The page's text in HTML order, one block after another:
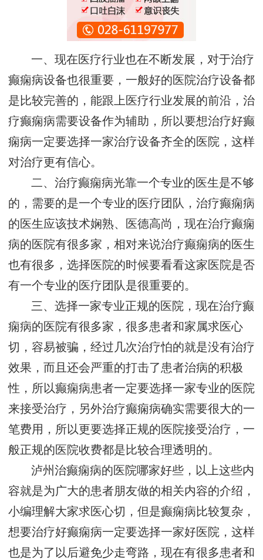
一、现在医疗行业也在不断发展，对于治疗
癫痫病设备也很重要，一般好的医院治疗设备都
是比较完善的，能跟上医疗行业发展的前沿，治
疗癫痫病需要设备作为辅助，所以要想治疗好癫
痫病一定要选择一家治疗设备齐全的医院，这样
对治疗更有信心。
二、治疗癫痫病光靠一个专业的医生是不够
的，需要的是一个专业的医疗团队，治疗癫痫病
的医生应该技术娴熟、医德高尚，现在治疗癫痫
病的医院有很多家，相对来说治疗癫痫病的医生
也有很多，选择医院的时候要看看这家医院是否
有一个专业的医疗团队是很重要的。
三、选择一家专业正规的医院，现在治疗癫
痫病的医院有很多家，很多患者和家属求医心
切，容易被骗，经过几次治疗怕的就是没有治疗
效果，而且还会严重的打击了患者治病的积极
性，所以癫痫病患者一定要选择一家专业的医院
来接受治疗，另外治疗癫痫病确实需要很大的一
笔费用，所以更要选择正规的医院接受治疗，一
般正规的医院收费都是比较合理透明的。
泸州治癫痫病的医院哪家好些，以上这些内
容就是为广大的患者朋友做的相关内容的介绍，
小编理解大家求医心切，但是癫痫病比较复杂，
想要治疗好癫痫病一定要选择一家好医院，这样
也是为了以后避免少走弯路，现在有很多患者和